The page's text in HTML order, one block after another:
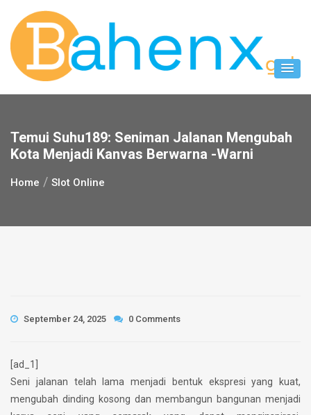
content
Temui Suhu189: Seniman Jalanan Mengubah
Kota Menjadi Kanvas Berwarna -warni
Home Slot Online
September 24, 2025 0 Comments
[ad_1]
Seni jalanan telah lama menjadi bentuk ekspresi yang kuat,
mengubah dinding kosong dan membangun bangunan menjadi